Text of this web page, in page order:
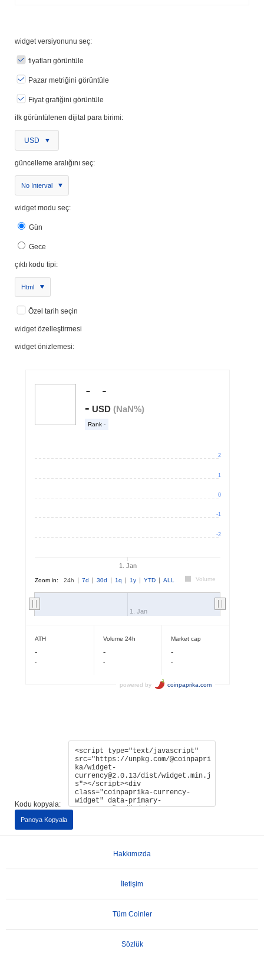
widget versiyonunu seç:
fiyatları görüntüle
Pazar metriğini görüntüle
Fiyat grafiğini görüntüle
ilk görüntülenen dijital para birimi:
USD
güncelleme aralığını seç:
No Interval
widget modu seç:
Gün
Gece
çıktı kodu tipi:
Html
Özel tarih seçin
widget özelleştirmesi
widget önizlemesi:
Kodu kopyala:
Panoya Kopyala
Hakkımızda
İletişim
Tüm Coinler
Sözlük